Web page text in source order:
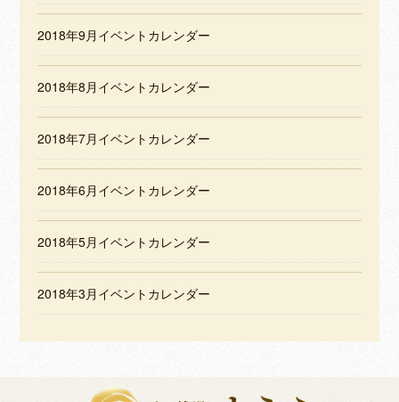
2018年9月イベントカレンダー
2018年8月イベントカレンダー
2018年7月イベントカレンダー
2018年6月イベントカレンダー
2018年5月イベントカレンダー
2018年3月イベントカレンダー